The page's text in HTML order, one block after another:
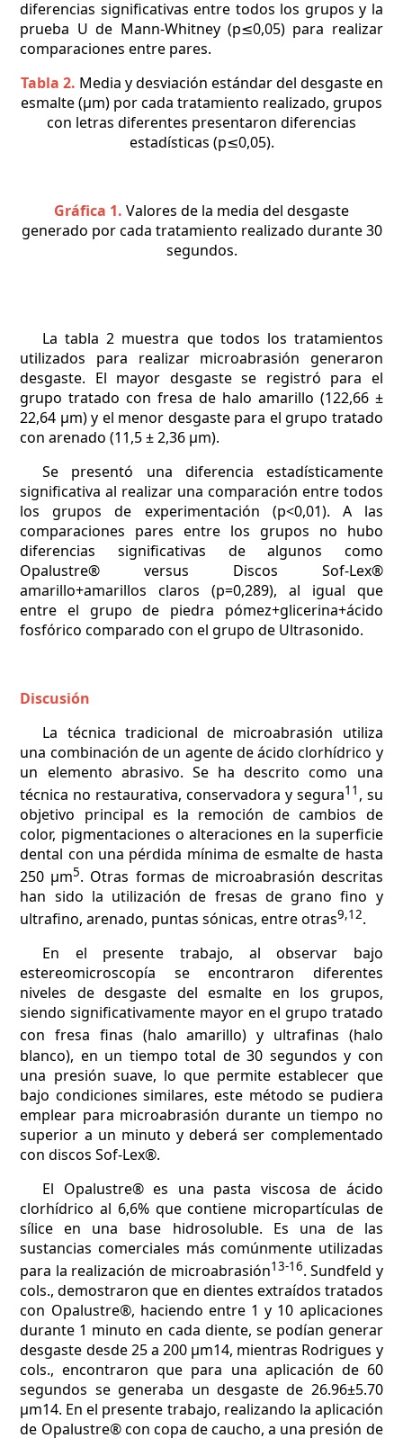
diferencias significativas entre todos los grupos y la
prueba U de Mann-Whitney (p≤0,05) para realizar
comparaciones entre pares.
Tabla 2. Media y desviación estándar del desgaste en
esmalte (µm) por cada tratamiento realizado, grupos
con letras diferentes presentaron diferencias
estadísticas (p≤0,05).
Gráfica 1. Valores de la media del desgaste
generado por cada tratamiento realizado durante 30
segundos.
La tabla 2 muestra que todos los tratamientos
utilizados para realizar microabrasión generaron
desgaste. El mayor desgaste se registró para el
grupo tratado con fresa de halo amarillo (122,66 ±
22,64 µm) y el menor desgaste para el grupo tratado
con arenado (11,5 ± 2,36 µm).
Se presentó una diferencia estadísticamente
significativa al realizar una comparación entre todos
los grupos de experimentación (p<0,01). A las
comparaciones pares entre los grupos no hubo
diferencias significativas de algunos como
Opalustre® versus Discos Sof-Lex®
amarillo+amarillos claros (p=0,289), al igual que
entre el grupo de piedra pómez+glicerina+ácido
fosfórico comparado con el grupo de Ultrasonido.
Discusión
La técnica tradicional de microabrasión utiliza
una combinación de un agente de ácido clorhídrico y
un elemento abrasivo. Se ha descrito como una
técnica no restaurativa, conservadora y segura11 , su
objetivo principal es la remoción de cambios de
color, pigmentaciones o alteraciones en la superficie
dental con una pérdida mínima de esmalte de hasta
250 µm5. Otras formas de microabrasión descritas
han sido la utilización de fresas de grano fino y
ultrafino, arenado, puntas sónicas, entre otras9,12.
En el presente trabajo, al observar bajo
estereomicroscopía se encontraron diferentes
niveles de desgaste del esmalte en los grupos,
siendo significativamente mayor en el grupo tratado
con fresa finas (halo amarillo) y ultrafinas (halo
blanco), en un tiempo total de 30 segundos y con
una presión suave, lo que permite establecer que
bajo condiciones similares, este método se pudiera
emplear para microabrasión durante un tiempo no
superior a un minuto y deberá ser complementado
con discos Sof-Lex®.
El Opalustre® es una pasta viscosa de ácido
clorhídrico al 6,6% que contiene micropartículas de
sílice en una base hidrosoluble. Es una de las
sustancias comerciales más comúnmente utilizadas
para la realización de microabrasión13-16. Sundfeld y
cols., demostraron que en dientes extraídos tratados
con Opalustre®, haciendo entre 1 y 10 aplicaciones
durante 1 minuto en cada diente, se podían generar
desgaste desde 25 a 200 µm14, mientras Rodrigues y
cols., encontraron que para una aplicación de 60
segundos se generaba un desgaste de 26.96±5.70
µm14. En el presente trabajo, realizando la aplicación
de Opalustre® con copa de caucho, a una presión de